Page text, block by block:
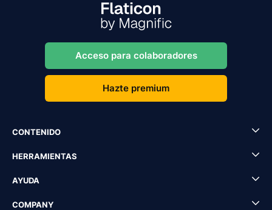
Acceso para colaboradores
Hazte premium
CONTENIDO
HERRAMIENTAS
AYUDA
COMPANY